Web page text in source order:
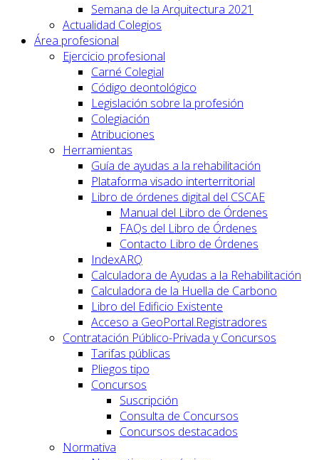
Semana de la Arquitectura 2021
Actualidad Colegios
Área profesional
Ejercicio profesional
Carné Colegial
Código deontológico
Legislación sobre la profesión
Colegiación
Atribuciones
Herramientas
Guía de ayudas a la rehabilitación
Plataforma visado interterritorial
Libro de órdenes digital del CSCAE
Manual del Libro de Órdenes
FAQs del Libro de Órdenes
Contacto Libro de Órdenes
IndexARQ
Calculadora de Ayudas a la Rehabilitación
Calculadora de la Huella de Carbono
Libro del Edificio Existente
Acceso a GeoPortal.Registradores
Contratación Público-Privada y Concursos
Tarifas públicas
Pliegos tipo
Concursos
Suscripción
Consulta de Concursos
Concursos destacados
Normativa